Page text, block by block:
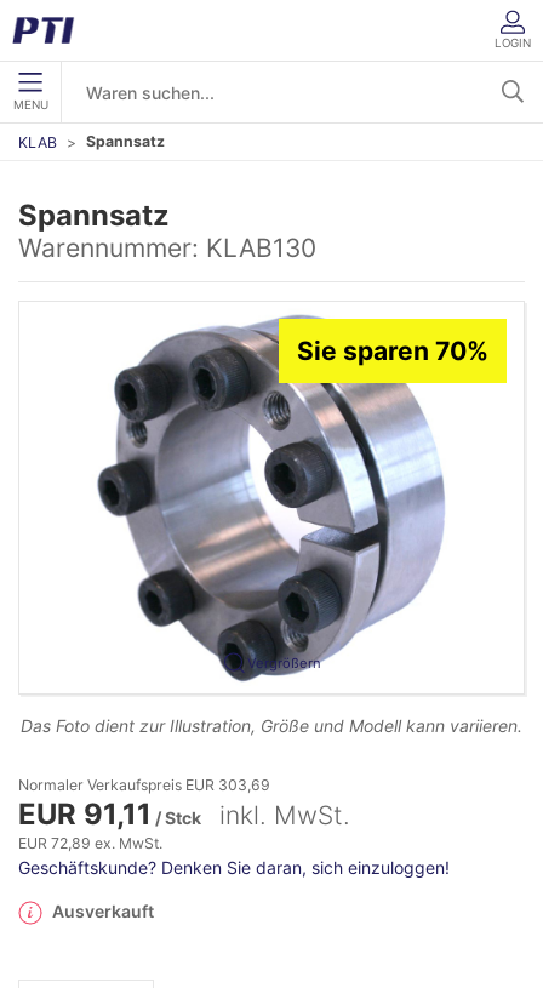
LOGIN
MENU
KLAB Spannsatz
Spannsatz
Warennummer: KLAB130
Vergrößern
Sie sparen 70%
Das Foto dient zur Illustration, Größe und Modell kann variieren.
Normaler Verkaufspreis EUR 303,69
EUR 91,11 / Stck inkl. MwSt.
EUR 72,89 ex. MwSt.
Geschäftskunde? Denken Sie daran, sich einzuloggen!
Ausverkauft